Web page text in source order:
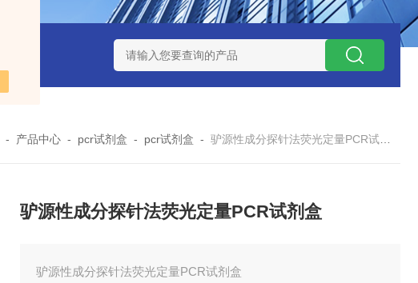
小鼠神经酰胺-1-磷酸（C1P）ELISA 试剂盒 小鼠（
- 产品中心 - pcr试剂盒 - pcr试剂盒 -驴源性成分探针法荧光定量PCR试剂盒
驴源性成分探针法荧光定量PCR试剂盒
驴源性成分探针法荧光定量PCR试剂盒